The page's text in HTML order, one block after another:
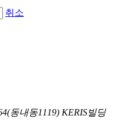
취소
동내동1119) KERIS빌딩